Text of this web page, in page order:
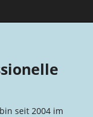
seit 2004 im